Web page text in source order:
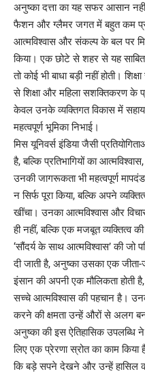
अनुष्का दत्ता का यह सफर आसान
फैशन और ग्लैमर जगत में बहुत कम
आत्मविश्वास और संकल्प के बल पर
किया। एक छोटे से शहर से यह
तो कोई भी बाधा बड़ी नहीं होती।
से शिक्षा और महिला सशक्तिकरण के
केवल उनके व्यक्तिगत विकास में
महत्वपूर्ण भूमिका निभाई।
मिस यूनिवर्स इंडिया जैसी
है, बल्कि प्रतिभागियों का
उनकी जागरूकता भी महत्वपूर्ण
न सिर्फ पूरा किया, बल्कि अपने
खींचा। उनका आत्मविश्वास और
ही नहीं, बल्कि एक मजबूत व्यक्तित्व
‘सौंदर्य के साथ आत्मविश्वास’ की जो
दी जाती है, अनुष्का उसका एक
इंसान की अपनी एक मौलिकता
सच्चे आत्मविश्वास की पहचान है।
करने की क्षमता उन्हें औरों से अलग
अनुष्का की इस ऐतिहासिक उपलब्धि
लिए एक प्रेरणा स्रोत का काम
कि बड़े सपने देखने और उन्हें हासिल